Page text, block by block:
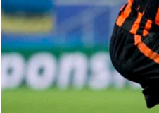
Om Malmö FF